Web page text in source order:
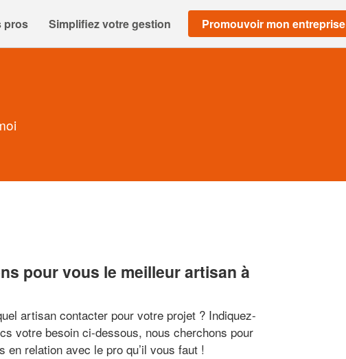
pros Simplifiez votre gestion Promouvoir mon entreprise
pour vous le meilleur artisan à
artisan contacter pour votre projet ? Indiquez-
votre besoin ci-dessous, nous cherchons pour
en relation avec le pro qu’il vous faut !